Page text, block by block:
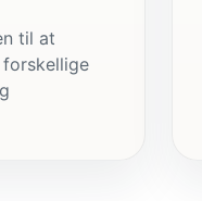
til at